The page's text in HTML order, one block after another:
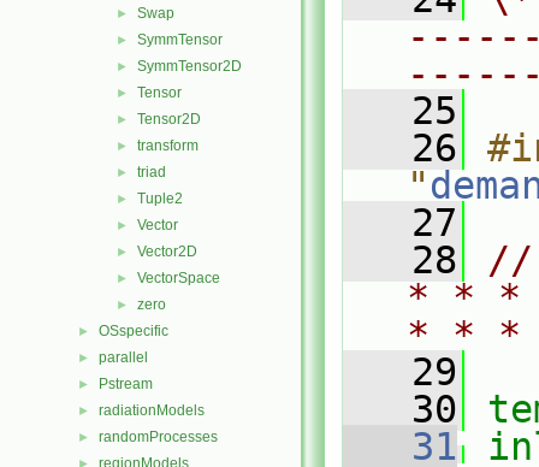
► Swap
► SymmTensor
► SymmTensor2D
► Tensor
► Tensor2D
► transform
► triad
► Tuple2
► Vector
► Vector2D
► VectorSpace
► zero
► OSspecific
► parallel
► Pstream
► radiationModels
► randomProcesses
regionModels
   25
   26
"
   27
   28
//
* * *
* *
   29
   30
   31